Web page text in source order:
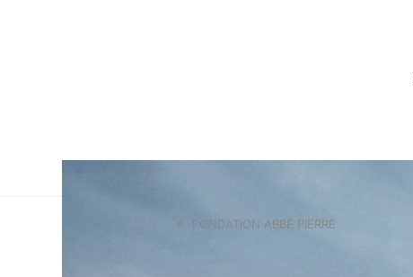
FONDATION ABBÉ PIERRE